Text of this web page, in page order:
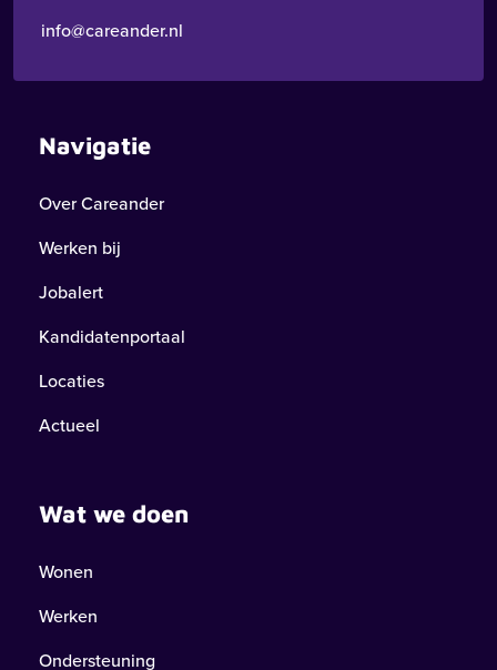
info@careander.nl
Navigatie
Over Careander
Werken bij
Jobalert
Kandidatenportaal
Locaties
Actueel
Wat we doen
Wonen
Werken
Ondersteuning